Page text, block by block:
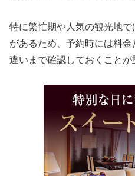
特に繁忙期や人気の観光地
があるため、予約時には料
違いまで確認しておくことが